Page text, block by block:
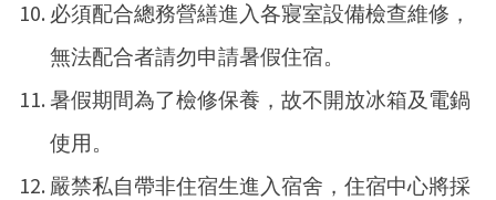
必須配合總務營繕進入各寢室設備檢查維修，
無法配合者請勿申請暑假住宿。
暑假期間為了檢修保養 ， 故不開放冰箱及電鍋
使用。
嚴禁私自帶非住宿生進入宿舍，住宿中心將採